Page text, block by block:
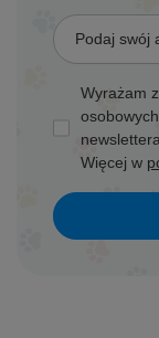
Podaj swój
Wyrażam
Więcej w